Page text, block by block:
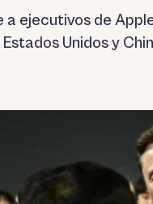
ejecutivos de
Unidos y